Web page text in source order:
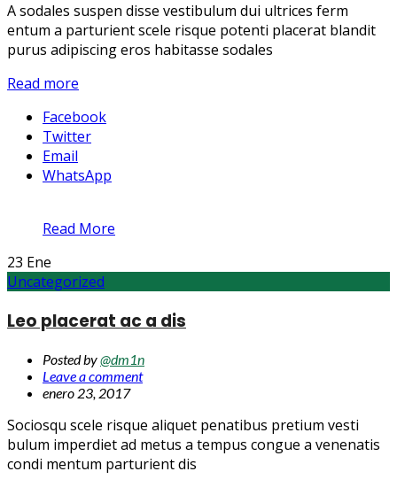
A sodales suspen disse vestibulum dui ultrices ferm
entum a parturient scele risque potenti placerat blandit
purus adipiscing eros habitasse sodales
Read more
Facebook
Twitter
Email
WhatsApp
Read More
23 Ene
Uncategorized
Leo placerat ac a dis
Posted by@dm1n
Leave a comment
enero 23, 2017
Sociosqu scele risque aliquet penatibus pretium vesti
bulum imperdiet ad metus a tempus congue a venenatis
condi mentum parturient dis